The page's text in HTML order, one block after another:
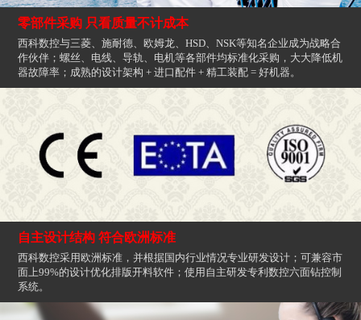
零部件采购 只看质量不计成本
西科数控与三菱、施耐德、欧姆龙、HSD、NSK等知名企业成为战略合
作伙伴；螺丝、电线、导轨、电机等各部件均标准化采购，大大降低机
器故障率；成熟的设计架构 + 进口配件 + 精工装配 = 好机器。
自主设计结构 符合欧洲标准
西科数控采用欧洲标准，并根据国内行业情况专业研发设计；可兼容市
面上99%的设计优化排版开料软件；使用自主研发专利数控六面钻控制
系统。